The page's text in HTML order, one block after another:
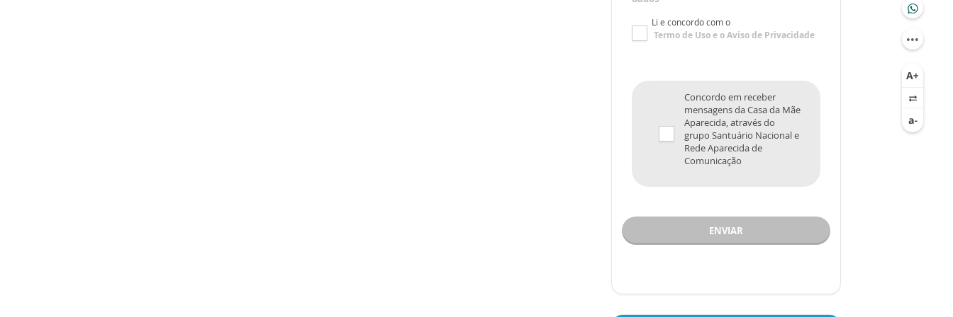
Li e concordo com o
Termo de Usoe oAviso de Privacidade
Concordo em receber
mensagens da Casa da Mãe
Aparecida, através do
grupo Santuário Nacional e
Rede Aparecida de
Comunicação
ENVIAR